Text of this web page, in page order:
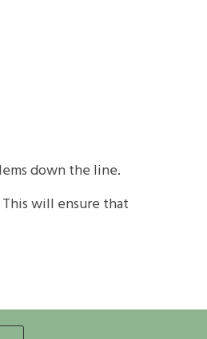
down the line.
will ensure that